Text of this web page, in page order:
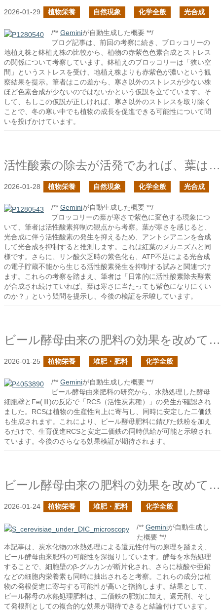
2026-01-29 植物栄養 自然現象 化学全般 光合成
/** Geminiが自動生成した概要 **/
ブログ記事は、前回の考察に続き、ブロッコリーの
地植え株と鉢植え株の比較から、植物の赤紫色色素合成とストレス
の関係について考察しています。鉢植えのブロッコリーは「狭い空
間」というストレスを受け、地植え株よりも赤紫色が濃いという観
察結果を提示。筆者はこの差から、寒さ以外のストレスが少ない株
ほど色素合成が少ないのではないかという仮説を立てています。そ
して、もしこの仮説が正しければ、寒さ以外のストレスを取り除く
ことで、冬の寒い中でも植物の成長を促進できる可能性について問
いを投げかけています。
活性酸素の除去が活発であれば、葉は寒さに当たっても紫色の色素を合成しないのか？
2026-01-28 植物栄養 自然現象 化学全般 光合成
/** Geminiが自動生成した概要 **/
ブロッコリーの葉が寒さで紫色に変色する現象につ
いて、筆者は活性酸素抑制の観点から考察。葉が寒さを感じると、
光合成に伴う活性酸素の発生を抑えるため、アントシアニンを合成
して光合成を抑制すると推測します。これは紅葉のメカニズムと同
様です。さらに、リン酸欠乏時の紫色化も、ATP不足による光合成
の電子貯蔵不能から生じる活性酸素発生を抑制する試みと関連づけ
ます。これらの考察を踏まえ、筆者は「日常的に活性酸素除去酵素
が合成され続けていれば、葉は寒さに当たっても紫色になりにくい
のか？」という疑問を提示し、今後の検証を示唆しています。
ビール酵母由来の肥料の効果を改めて考えてみたの続き
2026-01-25 植物栄養 堆肥・肥料 化学全般
/** Geminiが自動生成した概要 **/
ビール酵母由来肥料の研究から、水熱処理した酵母
細胞壁とFe(Ⅲ)の反応で「RCS（活性炭素種）」の発生が確認され
ました。RCSは植物の生産性向上に寄与し、同時に安定した二価鉄
も生成されます。これにより、ビール酵母肥料に錆びた鉄粉を加え
るだけで、生育促進RCSと安定二価鉄の同時供給が可能と示唆され
ています。今後のさらなる効果検証が期待されます。
ビール酵母由来の肥料の効果を改めて考えてみた
2026-01-24 植物栄養 堆肥・肥料 化学全般
/** Geminiが自動生成し
た概要 **/
本記事は、炭水化物の水熱処理による還元性付与の原理を踏まえ、
ビール酵母由来肥料の可能性を深掘りしています。酵母を水熱処理
することで、細胞壁のβ-グルカンが断片化され、さらに核酸や亜鉛
などの細胞内栄養素も同時に抽出されると考察。これらの成分は植
物の発根促進に寄与する可能性が高いと指摘します。結果として、
ビール酵母の水熱処理肥料は、二価鉄の肥効に加え、還元剤、そし
て発根剤としての複合的な効果が期待できると結論付けています。